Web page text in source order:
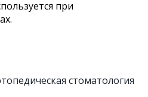
при
стоматология